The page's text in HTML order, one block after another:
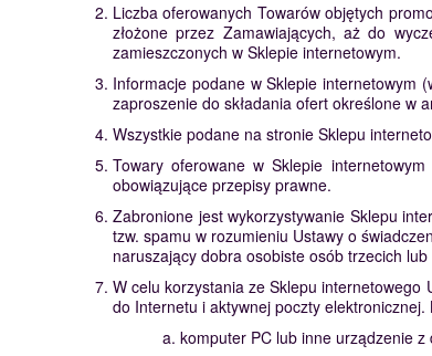
Liczba oferowanych Towarów objętych
złożone przez Zamawiających, aż do
zamieszczonych w Sklepie internetowym.
Informacje podane w Sklepie internetowym
zaproszenie do składania ofert określone w
Wszystkie podane na stronie Sklepu
Towary oferowane w Sklepie
obowiązujące przepisy prawne.
Zabronione jest wykorzystywanie Sklepu
tzw. spamu w rozumieniu Ustawy o
naruszający dobra osobiste osób trzecich
W celu korzystania ze Sklepu internetowego
do Internetu i aktywnej poczty
a. komputer PC lub inne urządzenie